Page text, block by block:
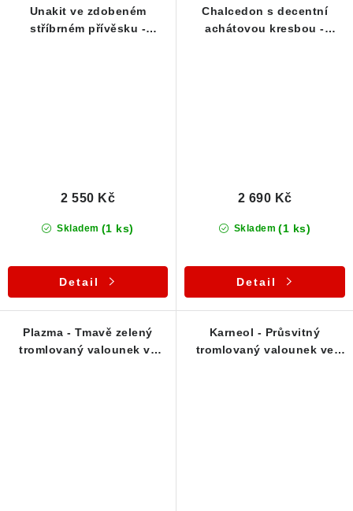
Unakit ve zdobeném
stříbrném přívěsku -
Skladem (1 ks)
2 550 Kč
Detail
Chalcedon s decentní
achátovou kresbou -
Skladem (1 ks)
2 690 Kč
Detail
Plazma - Tmavě zelený
tromlovaný valounek ve
Karneol - Průsvitný
tromlovaný valounek ve